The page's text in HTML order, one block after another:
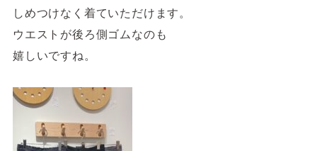
しめつけなく着ていただけます。
ウエストが後ろ側ゴムなのも
嬉しいですね。